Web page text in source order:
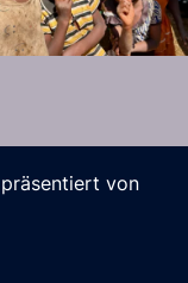
von